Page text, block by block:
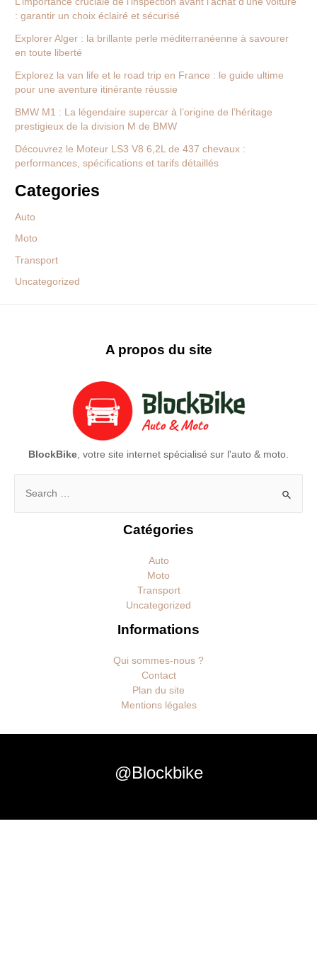
: garantir un choix éclairé et sécurisé
Explorer Alger : la brillante perle méditerranéenne à savourer
en toute liberté
Explorez la van life et le road trip en France : le guide ultime
pour une aventure itinérante réussie
BMW M1 : La légendaire supercar à l’origine de l’héritage
prestigieux de la division M de BMW
Découvrez le Moteur LS3 V8 6,2L de 437 chevaux :
performances, spécifications et tarifs détaillés
Categories
Auto
Moto
Transport
Uncategorized
A propos du site
BlockBike , votre site internet spécialisé sur l'auto & moto.
Rechercher :
Catégories
Auto
Moto
Transport
Uncategorized
Informations
Qui sommes-nous ?
Contact
Plan du site
Mentions légales
@Blockbike